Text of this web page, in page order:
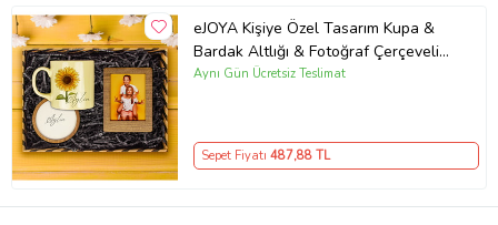
eJOYA Kişiye Özel Tasarım Kupa &
Bardak Altlığı & Fotoğraf Çerçeveli
Hediye Hediye Kutusu 113924
Aynı Gün Ücretsiz Teslimat
Sepet Fiyatı 487,88 TL